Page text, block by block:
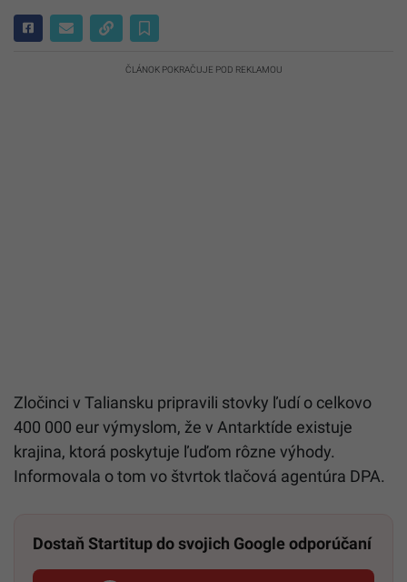
ČLÁNOK POKRAČUJE POD REKLAMOU
Zločinci v Taliansku pripravili stovky ľudí o celkovo
400 000 eur výmyslom, že v Antarktíde existuje
krajina, ktorá poskytuje ľuďom rôzne výhody.
Informovala o tom vo štvrtok tlačová agentúra DPA.
Dostaň Startitup do svojich Google odporúčaní